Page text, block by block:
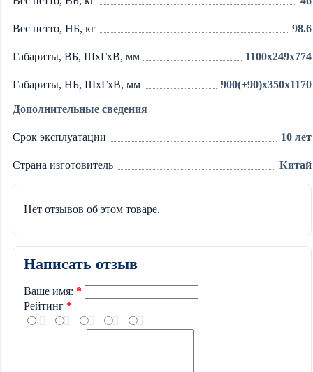
Вес нетто, НБ, кг 98.6
Габариты, ВБ, ШхГхВ, мм 1100x249x774
Габариты, НБ, ШхГхВ, мм 900(+90)x350x1170
Дополнительные сведения
Срок эксплуатации 10 лет
Страна изготовитель Китай
Нет отзывов об этом товаре.
Написать отзыв
Ваше имя:
Рейтинг